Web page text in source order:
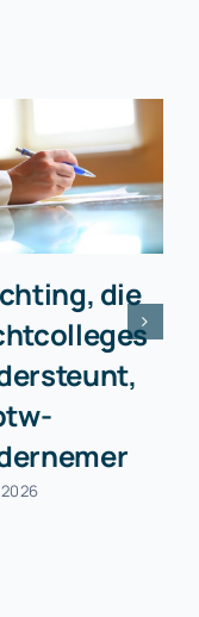
die